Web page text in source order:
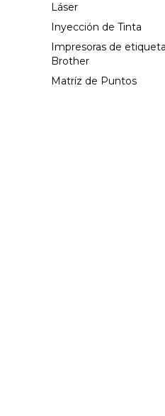
Láser
Inyección de Tinta
Impresoras de
Brother
Matríz de Puntos